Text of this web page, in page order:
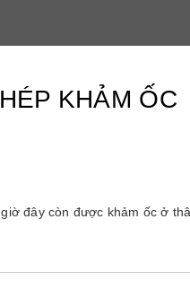
KHẢM ỐC
giờ đây còn được khảm ốc ở